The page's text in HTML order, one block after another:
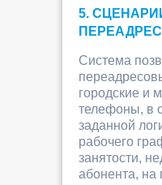
5.
Система
городские и
телефоны, в
заданной
рабочего
занятости,
абонента, на